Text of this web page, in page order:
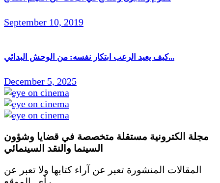
September 10, 2019
كيف يعيد الرعب ابتكار نفسه: من الوحش البدائي...
December 5, 2025
مجلة الكترونية مستقلة متخصصة في قضايا وشؤون
السينما والنقد السينمائي
المقالات المنشورة تعبر عن آراء كتابها ولا تعبر عن